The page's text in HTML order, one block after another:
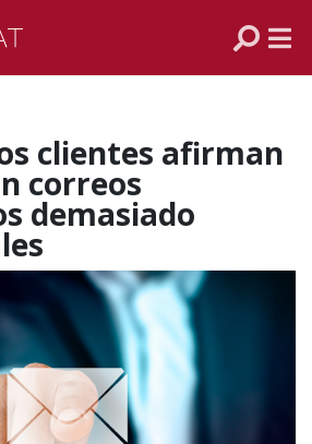
clientes afirman
correos
demasiado
VENEZUELA
ECUADOR
ARGENTINA
MÉXICO